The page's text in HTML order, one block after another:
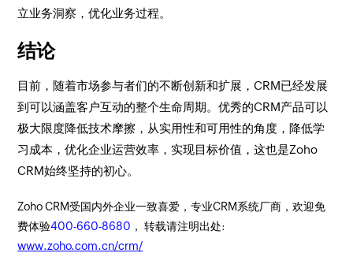
立业务洞察，优化业务过程。
结论
目前，随着市场参与者们的不断创新和扩展，CRM已经发展
到可以涵盖客户互动的整个生命周期。优秀的CRM产品可以
极大限度降低技术摩擦，从实用性和可用性的角度，降低学
习成本，优化企业运营效率，实现目标价值，这也是Zoho
CRM始终坚持的初心。
Zoho CRM受国内外企业一致喜爱，专业CRM系统厂商，欢迎免
费体验400-660-8680 ， 转载请注明出处:
www.zoho.com.cn/crm/